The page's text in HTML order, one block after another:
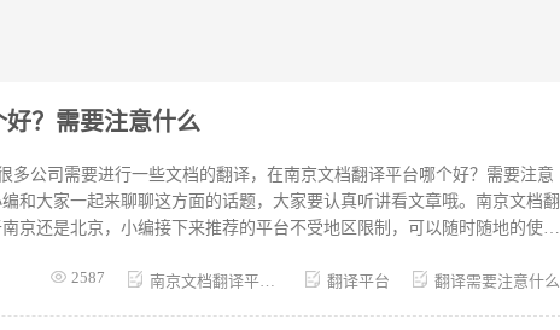
？需要注意什么
多公司需要进行一些文档的翻译，在南京文档翻译平台哪个好？需要注意
和大家一起来聊聊这方面的话题，大家要认真听讲看文章哦。南京文档翻
京还是北京，小编接下来推荐的平台不受地区限制，可以随时随地的使
图片翻译、CAD图纸翻译、人工翻译等。1.终身免费使用平台内所有资
2587 南京文档翻译平台哪个好 翻译平台 翻译需要注意什么